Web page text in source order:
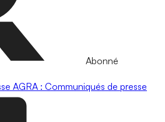
Abonné
AGRA : Communiqués de presse